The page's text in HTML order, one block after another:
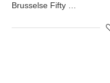
Brusselse Fifty …